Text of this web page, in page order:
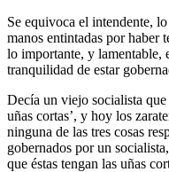
Se equivoca el intendente,
manos entintadas por haber
lo importante, y lamentable,
tranquilidad de estar
Decía un viejo socialista
uñas cortas’, y hoy los
ninguna de las tres cosas
gobernados por un
que éstas tengan las uñas